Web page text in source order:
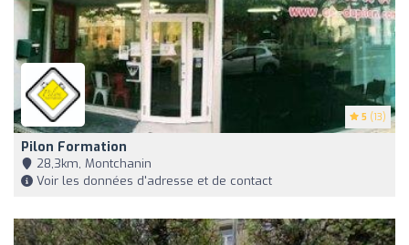
5 (13)
Pilon Formation
28,3km, Montchanin
Voir les données d'adresse et de contact